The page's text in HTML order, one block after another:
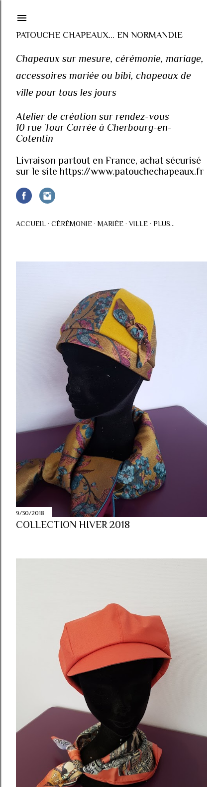
PATOUCHE CHAPEAUX... EN NORMANDIE
Chapeaux sur mesure, cérémonie, mariage,
accessoires mariée ou bibi, chapeaux de
ville pour tous les jours
Atelier de création sur rendez-vous
10 rue Tour Carrée à Cherbourg-en-
Cotentin
Livraison partout en France, achat sécurisé
sur le site https://www.patouchechapeaux.fr
ACCUEIL CÉRÉMONIE MARIÉE VILLE PLUS…
9/30/2018
COLLECTION HIVER 2018